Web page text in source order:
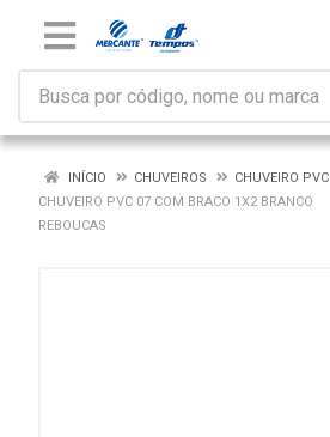
INÍCIO CHUVEIROS
CHUVEIRO PVC
CHUVEIRO PVC 07 COM BRACO 1X2 BRANCO
REBOUCAS